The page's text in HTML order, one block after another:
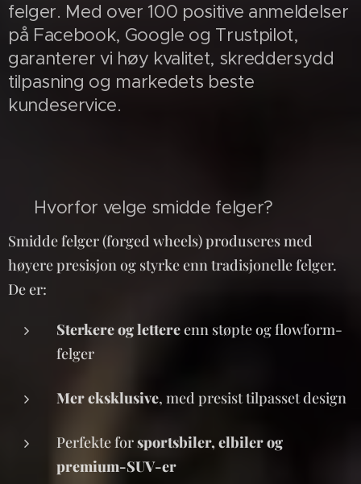
felger. Med over 100 positive anmeldelser
på Facebook, Google og Trustpilot,
garanterer vi høy kvalitet, skreddersydd
tilpasning og markedets beste
kundeservice.
💎 Hvorfor velge smidde felger?
Smidde felger (forged wheels) produseres med
høyere presisjon og styrke enn tradisjonelle felger.
De er:
Sterkere og lettereenn støpte og flowform-
felger
Mer eksklusive, med presist tilpasset design
Perfekte forsportsbiler, elbiler og
premium-SUV-er